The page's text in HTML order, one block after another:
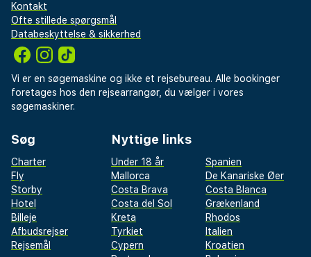
Kontakt
Ofte stillede spørgsmål
Databeskyttelse & sikkerhed
Vi er en søgemaskine og ikke et rejsebureau. Alle bookinger
foretages hos den rejsearrangør, du vælger i vores
søgemaskiner.
Søg
Charter
Fly
Storby
Hotel
Billeje
Afbudsrejser
Rejsemål
Nyttige links
Under 18 år
Spanien
Mallorca
De Kanariske Øer
Costa Brava
Costa Blanca
Costa del Sol
Grækenland
Kreta
Rhodos
Tyrkiet
Italien
Cypern
Kroatien